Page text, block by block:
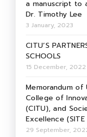
a manuscript to
Dr. Timothy Lee
3 January, 2023
CITU’S
SCHOOLS
15 December, 2022
Memorandum
College of
(CITU), and
Excellence
29 September,